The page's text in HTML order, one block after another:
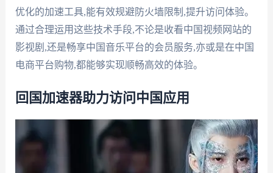
优化的加速工具,能有效规避防火墙限制,提升访问体验。
通过合理运用这些技术手段,不论是收看中国视频网站的
影视剧,还是畅享中国音乐平台的会员服务,亦或是在中国
电商平台购物,都能够实现顺畅高效的体验。
回国加速器助力访问中国应用